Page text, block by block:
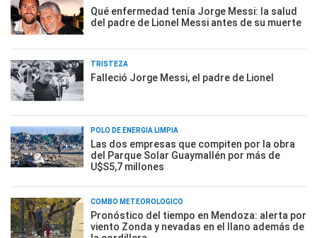
Qué enfermedad tenía Jorge Messi: la salud
del padre de Lionel Messi antes de su muerte
TRISTEZA
Falleció Jorge Messi, el padre de Lionel
POLO DE ENERGÍA LIMPIA
Las dos empresas que compiten por la obra
del Parque Solar Guaymallén por más de
U$S5,7 millones
COMBO METEOROLÓGICO
Pronóstico del tiempo en Mendoza: alerta por
viento Zonda y nevadas en el llano además de